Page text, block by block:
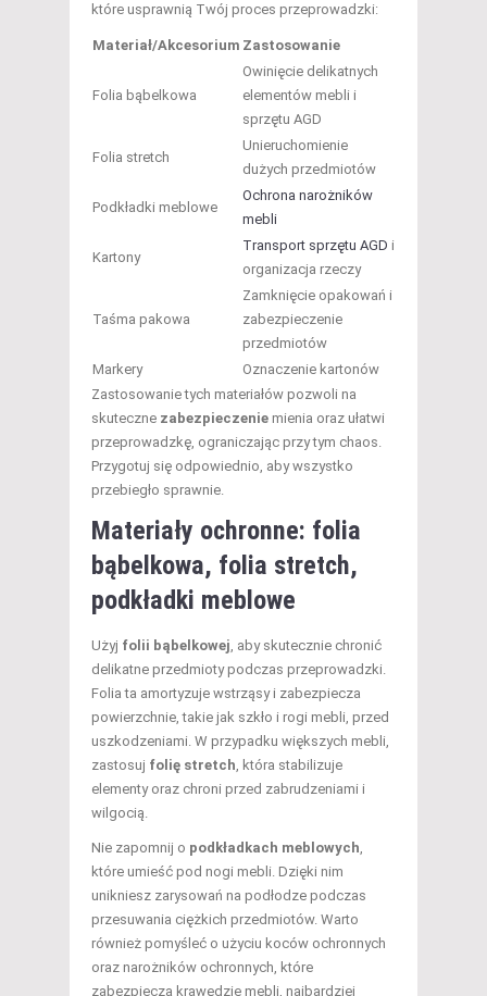
które usprawnią Twój proces przeprowadzki:
Materiał/Akcesorium Zastosowanie
Folia bąbelkowa
Owinięcie delikatnych
elementów mebli i
sprzętu AGD
Folia stretch
Unieruchomienie
dużych przedmiotów
Podkładki meblowe
Ochrona narożników
mebli
Kartony
Transport sprzętu AGD i
organizacja rzeczy
Taśma pakowa
Zamknięcie opakowań i
zabezpieczenie
przedmiotów
Markery
Oznaczenie kartonów
Zastosowanie tych materiałów pozwoli na
skuteczne zabezpieczenie mienia oraz ułatwi
przeprowadzkę, ograniczając przy tym chaos.
Przygotuj się odpowiednio, aby wszystko
przebiegło sprawnie.
Materiały ochronne: folia
bąbelkowa, folia stretch,
podkładki meblowe
Użyj folii bąbelkowej, aby skutecznie chronić
delikatne przedmioty podczas przeprowadzki.
Folia ta amortyzuje wstrząsy i zabezpiecza
powierzchnie, takie jak szkło i rogi mebli, przed
uszkodzeniami. W przypadku większych mebli,
zastosuj folię stretch, która stabilizuje
elementy oraz chroni przed zabrudzeniami i
wilgocią.
Nie zapomnij o podkładkach meblowych,
które umieść pod nogi mebli. Dzięki nim
unikniesz zarysowań na podłodze podczas
przesuwania ciężkich przedmiotów. Warto
również pomyśleć o użyciu koców ochronnych
oraz narożników ochronnych, które
zabezpieczą krawędzie mebli, najbardziej